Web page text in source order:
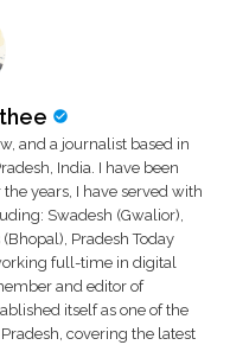
and a journalist based in
India. I have been
years, I have served with
Swadesh (Gwalior),
Pradesh Today
full-time in digital
and editor of
itself as one of the
covering the latest